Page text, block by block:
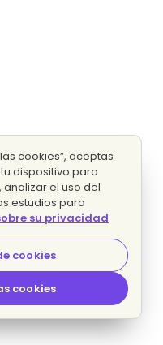
cookies”, aceptas
dispositivo para
el uso del
estudios para
su privacidad
cookies
cookies